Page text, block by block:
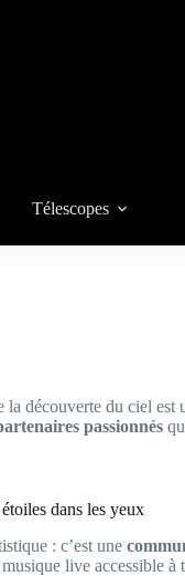
Télescopes
la découverte du ciel est
passionnés
dans les yeux
: c’est une
live accessible à